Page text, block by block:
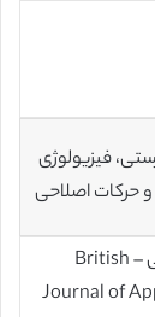
فیزیولوژی
حرکات اصلاحی
مجله علمی و کاربردی بریتانیایی – British
Journal of